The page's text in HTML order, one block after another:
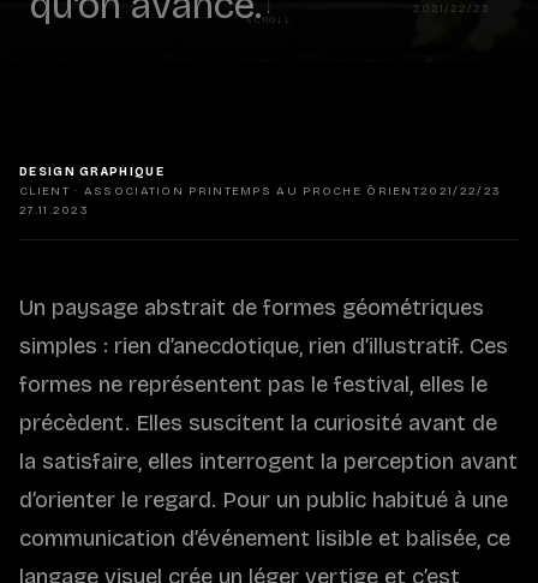
2021/22/23
SCROLL
DESIGN GRAPHIQUE
CLIENT · ASSOCIATION PRINTEMPS AU PROCHE ÔRIENT2021/22/23
27.11.2023
Un paysage abstrait de formes géométriques
simples : rien d’anecdotique, rien d’illustratif. Ces
formes ne représentent pas le festival, elles le
précèdent. Elles suscitent la curiosité avant de
la satisfaire, elles interrogent la perception avant
d’orienter le regard. Pour un public habitué à une
communication d’événement lisible et balisée, ce
langage visuel crée un léger vertige et c’est